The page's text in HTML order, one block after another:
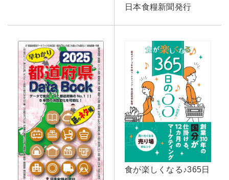
日本食糧新聞発行
食が楽しくなる♪365日